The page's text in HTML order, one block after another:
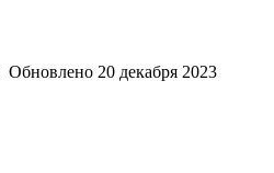
Обновлено 20 декабря 2023